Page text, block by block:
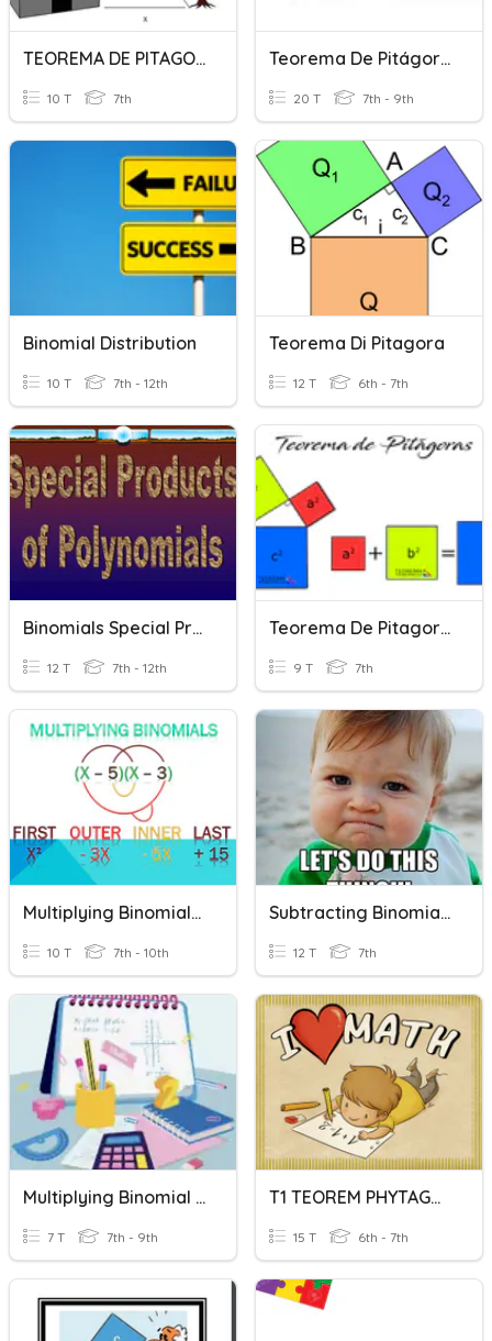
TEOREMA DE PITAGORAS
10 T 7th
Teorema De Pitágoras
20 T 7th - 9th
Binomial Distribution
10 T 7th - 12th
Teorema Di Pitagora
12 T 6th - 7th
Binomials Special Products
12 T 7th - 12th
Teorema De Pitagoras
9 T 7th
Multiplying Binomials Homework
10 T 7th - 10th
Subtracting Binomials
12 T 7th
Multiplying Binomial By Binomial
7 T 7th - 9th
T1 TEOREM PHYTAGORAS
15 T 6th - 7th